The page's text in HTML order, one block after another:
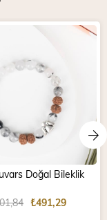
Doğal Bileklik
₺491,29